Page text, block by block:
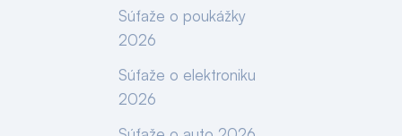
Súťaže o poukážky
2026
Súťaže o elektroniku
2026